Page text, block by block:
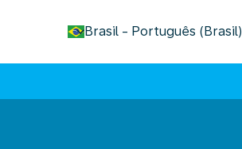
Brasil - Português (Brasil)
keyboard_arrow_down